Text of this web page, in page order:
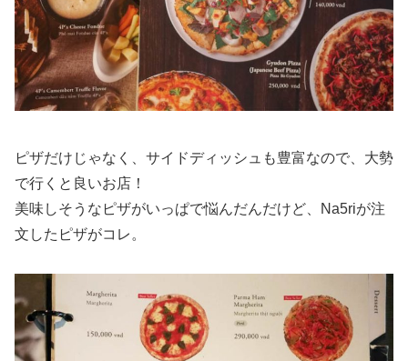
ピザだけじゃなく、サイドディッシュも豊富なので、大勢
で行くと良いお店！
美味しそうなピザがいっぱで悩んだんだけど、Na5riが注
文したピザがコレ。